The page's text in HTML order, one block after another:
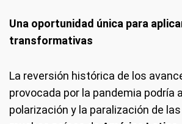
Una oportunidad única para
transformativas
La reversión histórica de los
provocada por la pandemia podría
polarización y la paralización de